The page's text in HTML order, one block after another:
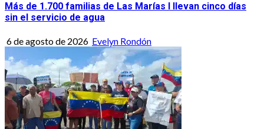
Más de 1.700 familias de Las Marías I llevan cinco días
sin el servicio de agua
6 de agosto de 2026 Evelyn Rondón